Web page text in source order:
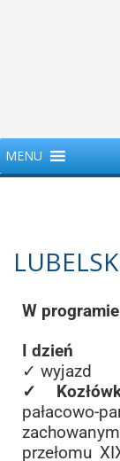
MENU
W
I dzień
✓ wyjazd
pałacowo-
przełomu